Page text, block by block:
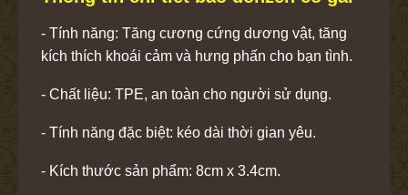
- Tính năng: Tăng cương cứng dương vật, tăng
kích thích khoái cảm và hưng phấn cho bạn tình.
- Chất liệu: TPE, an toàn cho người sử dụng.
- Tính năng đặc biệt: kéo dài thời gian yêu.
- Kích thước sản phẩm: 8cm x 3.4cm.